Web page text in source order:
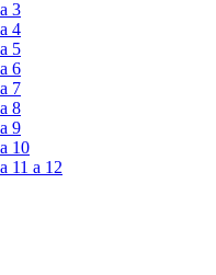
3
4
5
6
7
8
9
10
11 a 12